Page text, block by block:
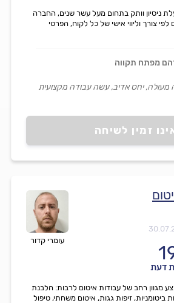
זמין לשיחה
ניסיון וותק בתחום מעל עשר שנים, החברה
צורך וליווי אישי של כל לקוח, הפרטי
מפתח תקווה
מעולה, יחס אדיב, עשה עבודה מקצועית
עומרי קדור
דעת
מגוון רחב של עבודות איטום לרבות: הלבנת
ביטומניות, זיפות גגות, איטום משחתי, טיפול